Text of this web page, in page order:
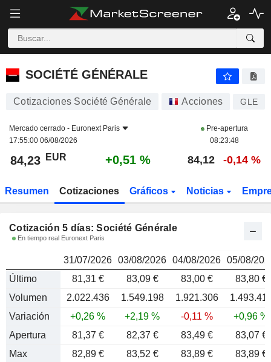
SOCIÉTÉ GÉNÉRALE 84,23
SOCIÉTÉ GÉNÉRALE
Cotizaciones Société Générale Acciones GLE
Mercado cerrado - Euronext Paris
17:55:00 06/08/2026
Pre-apertura
08:23:48
84,23 EUR +0,51 % 84,12 -0,14 %
Resumen Cotizaciones Gráficos Noticias
Cotización 5 días: Société Générale
En tiempo real Euronext Paris
31/07/2026 03/08/2026 04/08/2026 05/08/
Último
81,31 € 83,09 € 83,00 €
83,80 €
Volumen
2.022.436 1.549.198 1.921.306
Variación
+0,26 % +2,19 % -0,11 %
+0,96 %
Apertura
81,37 € 82,37 € 83,49 €
83,07 €
Max
82,89 € 83,52 € 83,89 €
83,89 €